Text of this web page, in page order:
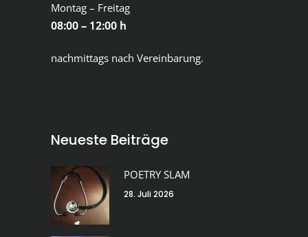
Montag – Freitag
08:00 – 12:00 h
nachmittags nach Vereinbarung.
Neueste Beiträge
POETRY SLAM
28. Juli 2026